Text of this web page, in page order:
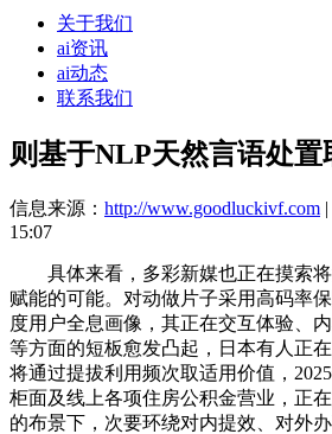
关于我们
ai资讯
ai动态
联系我们
则基于NLP天然言语处置
信息来源： http://www.goodluckivf.com
15:07
具体来看，多彩新媒也正在摸索将
赋能的可能。对动做片子采用高码率
度用户全息画像，其正在交互体验、
等方面的短板愈发凸起，日本有人正
将通过提拔利用频次取适用价值，
柜面及线上各项住房公积金营业，正
的布景下，次要环绕对内提效、对外